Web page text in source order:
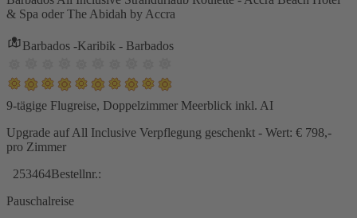
& Spa oder The Abidah by Accra
Barbados -Karibik - Barbados
9-tägige Flugreise, Doppelzimmer Meerblick inkl. AI
Upgrade auf All Inclusive Verpflegung geschenkt - Wert: € 798,-
pro Zimmer
253464Bestellnr.:
Pauschalreise